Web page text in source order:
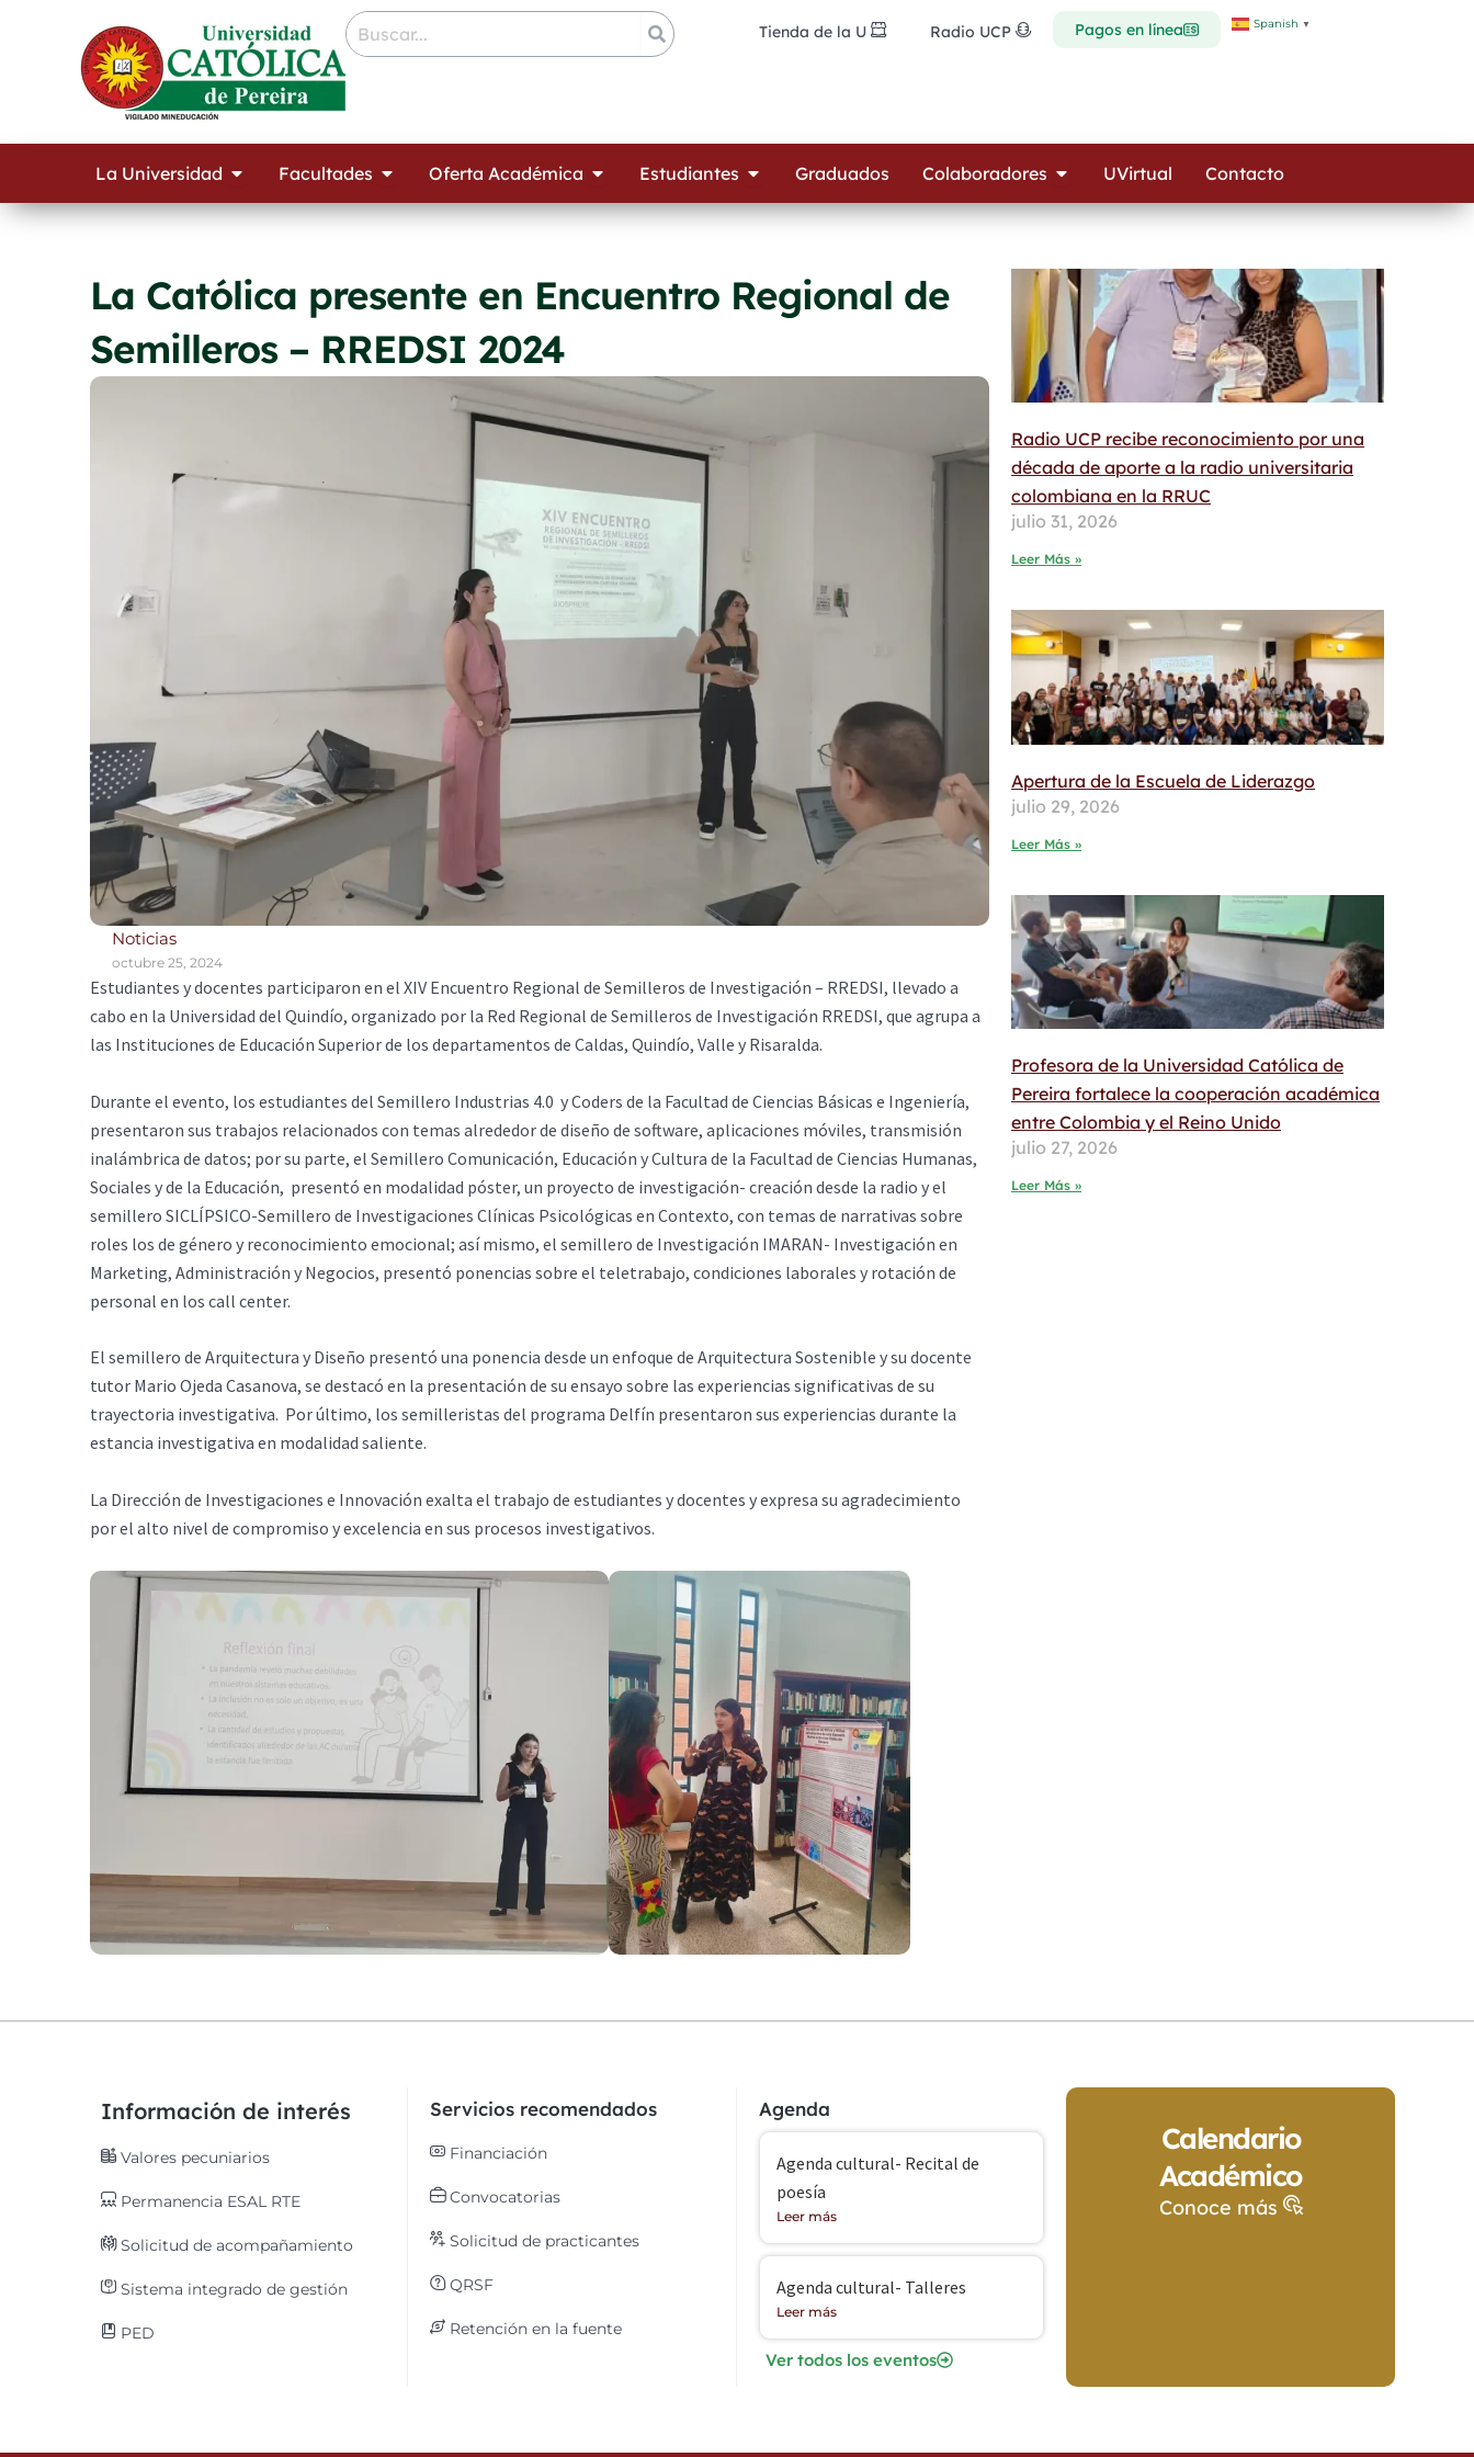
Tienda de la U Radio UCP Pagos en línea Spanish ▼
La Universidad Open La Universidad
Facultades Open Facultades
Oferta Académica Open Oferta Académica
Estudiantes Open Estudiantes
Graduados Colaboradores Open Colaboradores
UVirtual Contacto
La Católica presente en Encuentro Regional de
Semilleros – RREDSI 2024
Noticias
octubre 25, 2024
Estudiantes y docentes participaron en el XIV Encuentro Regional de Semilleros de Investigación – RREDSI, llevado a
cabo en la Universidad del Quindío, organizado por la Red Regional de Semilleros de Investigación RREDSI, que agrupa a
las Instituciones de Educación Superior de los departamentos de Caldas, Quindío, Valle y Risaralda.
Durante el evento, los estudiantes del Semillero Industrias 4.0 y Coders de la Facultad de Ciencias Básicas e Ingeniería,
presentaron sus trabajos relacionados con temas alrededor de diseño de software, aplicaciones móviles, transmisión
inalámbrica de datos; por su parte, el Semillero Comunicación, Educación y Cultura de la Facultad de Ciencias Humanas,
Sociales y de la Educación, presentó en modalidad póster, un proyecto de investigación- creación desde la radio y el
semillero SICLÍPSICO-Semillero de Investigaciones Clínicas Psicológicas en Contexto, con temas de narrativas sobre
roles los de género y reconocimiento emocional; así mismo, el semillero de Investigación IMARAN- Investigación en
Marketing, Administración y Negocios, presentó ponencias sobre el teletrabajo, condiciones laborales y rotación de
personal en los call center.
El semillero de Arquitectura y Diseño presentó una ponencia desde un enfoque de Arquitectura Sostenible y su docente
tutor Mario Ojeda Casanova, se destacó en la presentación de su ensayo sobre las experiencias significativas de su
trayectoria investigativa. Por último, los semilleristas del programa Delfín presentaron sus experiencias durante la
estancia investigativa en modalidad saliente.
La Dirección de Investigaciones e Innovación exalta el trabajo de estudiantes y docentes y expresa su agradecimiento
por el alto nivel de compromiso y excelencia en sus procesos investigativos.
Radio UCP recibe reconocimiento por una
década de aporte a la radio universitaria
colombiana en la RRUC
julio 31, 2026
Leer Más »
Apertura de la Escuela de Liderazgo
julio 29, 2026
Leer Más »
Profesora de la Universidad Católica de
Pereira fortalece la cooperación académica
entre Colombia y el Reino Unido
julio 27, 2026
Leer Más »
Información de interés
Valores pecuniarios
Permanencia ESAL RTE
Solicitud de acompañamiento
Sistema integrado de gestión
PED
Servicios recomendados
Financiación
Convocatorias
Solicitud de practicantes
QRSF
Retención en la fuente
Agenda
Agenda cultural- Recital de
poesía
Leer más
Agenda cultural- Talleres
Leer más
Ver todos los eventos
Calendario
Académico
Conoce más